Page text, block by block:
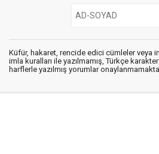
Küfür, hakaret, rencide edici cümleler veya
imla kuralları ile yazılmamış, Türkçe
harflerle yazılmış yorumlar